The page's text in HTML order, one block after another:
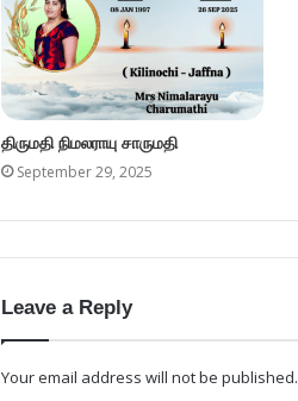
திருமதி நிமலராயு சாருமதி
September 29, 2025
Leave a Reply
Your email address will not be published.